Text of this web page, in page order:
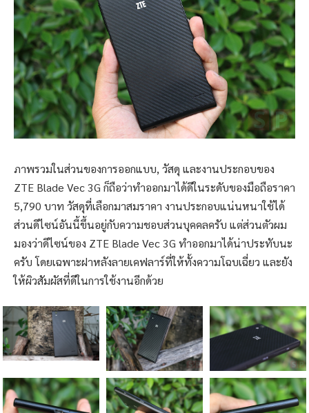
ภาพรวมในส่วนของการออกแบบ, วัสดุ และงานประกอบของ
ZTE Blade Vec 3G ก็ถือว่าทำออกมาได้ดีในระดับของมือถือราคา
5,790 บาท วัสดุที่เลือกมาสมราคา งานประกอบแน่นหนาใช้ได้
ส่วนดีไซน์อันนี้ขึ้นอยู่กับความชอบส่วนบุคคลครับ แต่ส่วนตัวผม
มองว่าดีไซน์ของ ZTE Blade Vec 3G ทำออกมาได้น่าประทับนะ
ครับ โดยเฉพาะฝาหลังลายเคฟลาร์ที่ให้ทั้งความโฉบเฉี่ยว และยัง
ให้ผิวสัมผัสที่ดีในการใช้งานอีกด้วย